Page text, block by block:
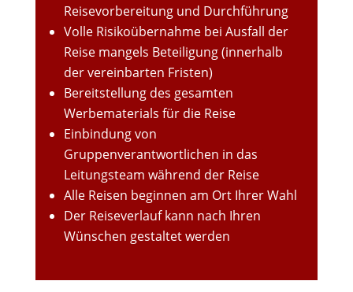
Reisevorbereitung und Durchführung
Volle Risikoübernahme bei Ausfall der
Reise mangels Beteiligung (innerhalb
der vereinbarten Fristen)
Bereitstellung des gesamten
Werbematerials für die Reise
Einbindung von
Gruppenverantwortlichen in das
Leitungsteam während der Reise
Alle Reisen beginnen am Ort Ihrer Wahl
Der Reiseverlauf kann nach Ihren
Wünschen gestaltet werden